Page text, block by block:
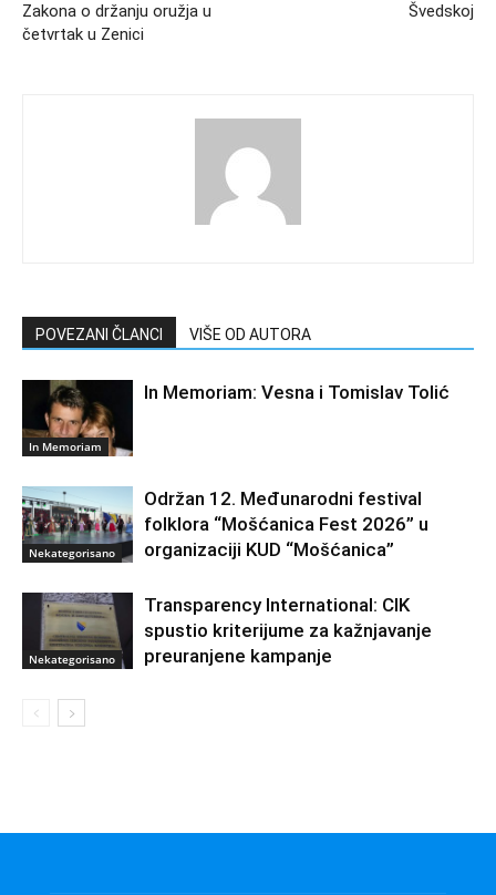
Zakona o držanju oružja u
četvrtak u Zenici
Švedskoj
POVEZANI ČLANCI VIŠE OD AUTORA
In Memoriam
In Memoriam: Vesna i Tomislav Tolić
Nekategorisano
Održan 12. Međunarodni festival
folklora “Mošćanica Fest 2026” u
organizaciji KUD “Mošćanica”
Nekategorisano
Transparency International: CIK
spustio kriterijume za kažnjavanje
preuranjene kampanje